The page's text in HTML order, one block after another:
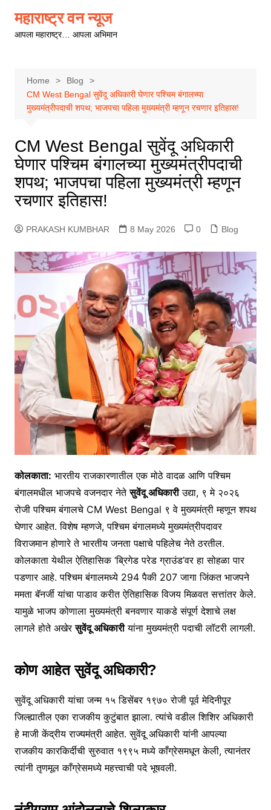
content
महाराष्ट्र वन न्यूज
आपला महाराष्ट्र… आपला अभिमान
Home
Blog
CM West Bengal सुवेंदू अधिकारी घेणार पश्चिम बंगालच्या
मुख्यमंत्रीपदाची शपथ; भाजपचा पहिला मुख्यमंत्री म्हणून रचणार इतिहास!
CM West Bengal सुवेंदू अधिकारी
घेणार पश्चिम बंगालच्या मुख्यमंत्रीपदाची
शपथ; भाजपचा पहिला मुख्यमंत्री म्हणून
रचणार इतिहास!
PRAKASH KUMBHAR 8 May 2026 0 Blog
कोलकाता: भारतीय राजकारणातील एक मोठे वादळ आणि पश्चिम
बंगालमधील भाजपचे वजनदार नेतेसुवेंदू अधिकारीउद्या, ९ मे २०२६
रोजी पश्चिम बंगालचे CM West Bengal ९ वे मुख्यमंत्री म्हणून शपथ
घेणार आहेत. विशेष म्हणजे, पश्चिम बंगालमध्ये मुख्यमंत्रीपदावर
विराजमान होणारे ते भारतीय जनता पक्षाचे पहिलेच नेते ठरतील.
कोलकाता येथील ऐतिहासिक ‘ब्रिगेड परेड ग्राउंड’वर हा सोहळा पार
पडणार आहे. पश्चिम बंगालमध्ये 294 पैकी 207 जागा जिंकत भाजपने
ममता बॅनर्जी यांचा पाडाव करीत ऐतिहासिक विजय मिळवत सत्तांतर केले.
यामुळे भाजप कोणाला मुख्यमंत्री बनवणार याकडे संपूर्ण देशाचे लक्ष
लागले होते अखेरसुवेंदू अधिकारीयांना मुख्यमंत्री पदाची लॉटरी लागली.
कोण आहेत सुवेंदू अधिकारी?
सुवेंदू अधिकारी यांचा जन्म १५ डिसेंबर १९७० रोजी पूर्व मेदिनीपूर
जिल्ह्यातील एका राजकीय कुटुंबात झाला. त्यांचे वडील शिशिर अधिकारी
हे माजी केंद्रीय राज्यमंत्री आहेत. सुवेंदू अधिकारी यांनी आपल्या
राजकीय कारकिर्दीची सुरुवात १९९५ मध्ये काँग्रेसमधून केली, त्यानंतर
त्यांनी तृणमूल काँग्रेसमध्ये महत्त्वाची पदे भूषवली.